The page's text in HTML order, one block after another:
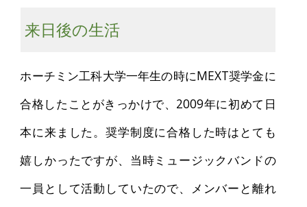
来日後の生活
ホーチミン工科大学一年生の時にMEXT奨学金に
合格したことがきっかけで、2009年に初めて日
本に来ました。奨学制度に合格した時はとても
嬉しかったですが、当時ミュージックバンドの
一員として活動していたので、メンバーと離れ